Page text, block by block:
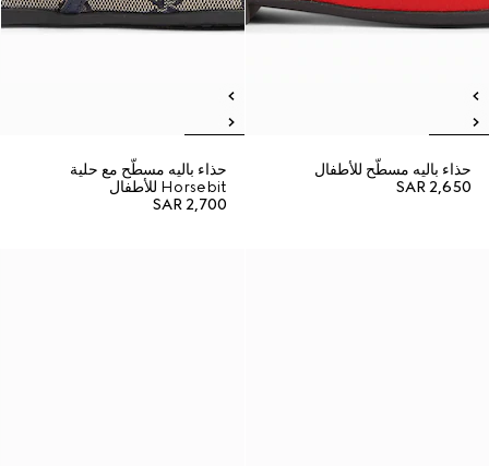
حذاء باليه مسطّح للأطفال
SAR 2,650
حذاء باليه مسطّح مع حلية
Horsebit للأطفال
SAR 2,700